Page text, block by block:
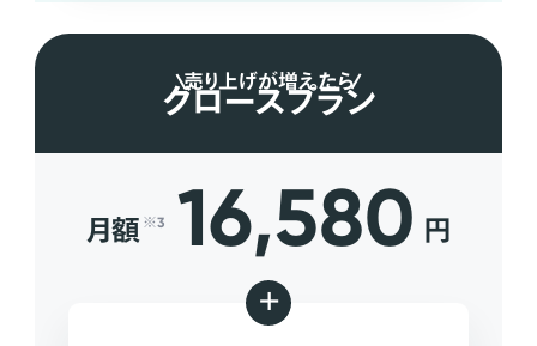
売り上げが増えたら
グロースプラン
月額 ※3 16,580 円
+